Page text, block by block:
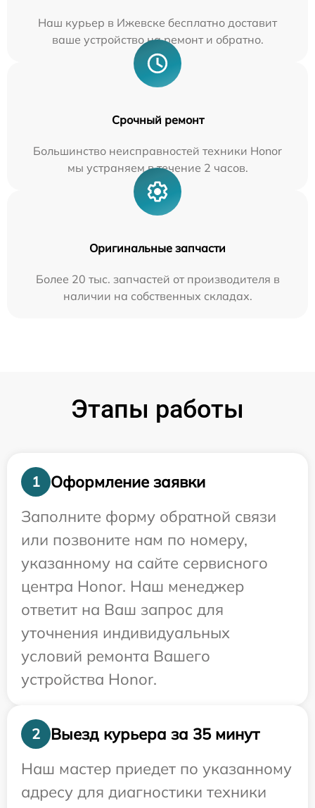
Наш курьер в Ижевске бесплатно доставит
ваше устройство на ремонт и обратно.
Срочный ремонт
Большинство неисправностей техники Honor
мы устраняем в течение 2 часов.
Оригинальные запчасти
Более 20 тыс. запчастей от производителя в
наличии на собственных складах.
Этапы работы
1
Оформление заявки
Заполните форму обратной связи
или позвоните нам по номеру,
указанному на сайте сервисного
центра Honor. Наш менеджер
ответит на Ваш запрос для
уточнения индивидуальных
условий ремонта Вашего
устройства Honor.
2
Выезд курьера за 35 минут
Наш мастер приедет по указанному
адресу для диагностики техники